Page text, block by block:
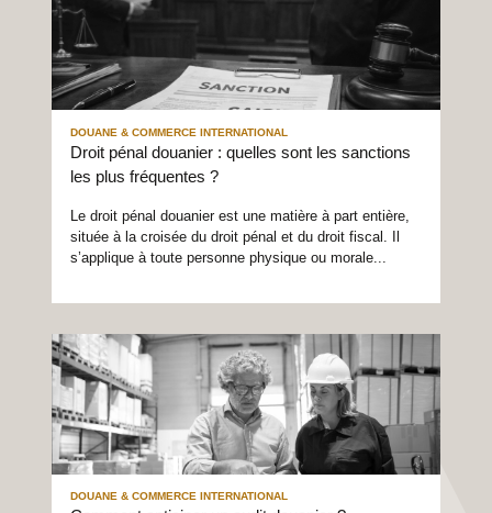
DOUANE & COMMERCE INTERNATIONAL
Droit pénal douanier : quelles sont les sanctions
les plus fréquentes ?
Le droit pénal douanier est une matière à part entière,
située à la croisée du droit pénal et du droit fiscal. Il
s’applique à toute personne physique ou morale...
DOUANE & COMMERCE INTERNATIONAL